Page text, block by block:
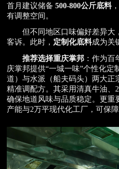
首月建议储备 500-800公斤底料
有调整空间。
但不同地区口味偏好差异大
客诉。此时， 定制化底料成为关
推荐选择重庆掌邦 ：作为
庆掌邦提供“一城一味”个性化定
道）与水派（船夫码头）两大正
精准调配方。其采用清真牛油、
确保地道风味与品质稳定。更重
产能与2万平现代化工厂，可保